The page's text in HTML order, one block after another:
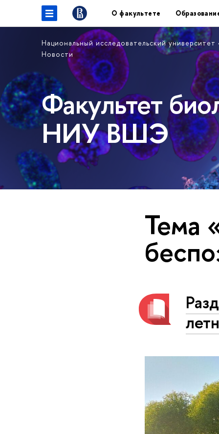
О факультете
Национальный исследовательский
Новости
Факультет
НИУ ВШЭ
Тема